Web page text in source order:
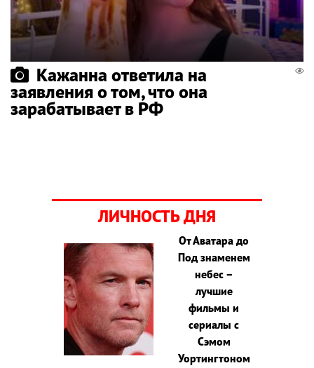
Кажанна ответила на
заявления о том, что она
зарабатывает в РФ
ЛИЧНОСТЬ ДНЯ
От Аватара до
Под знаменем
небес –
лучшие
фильмы и
сериалы с
Сэмом
Уортингтоном